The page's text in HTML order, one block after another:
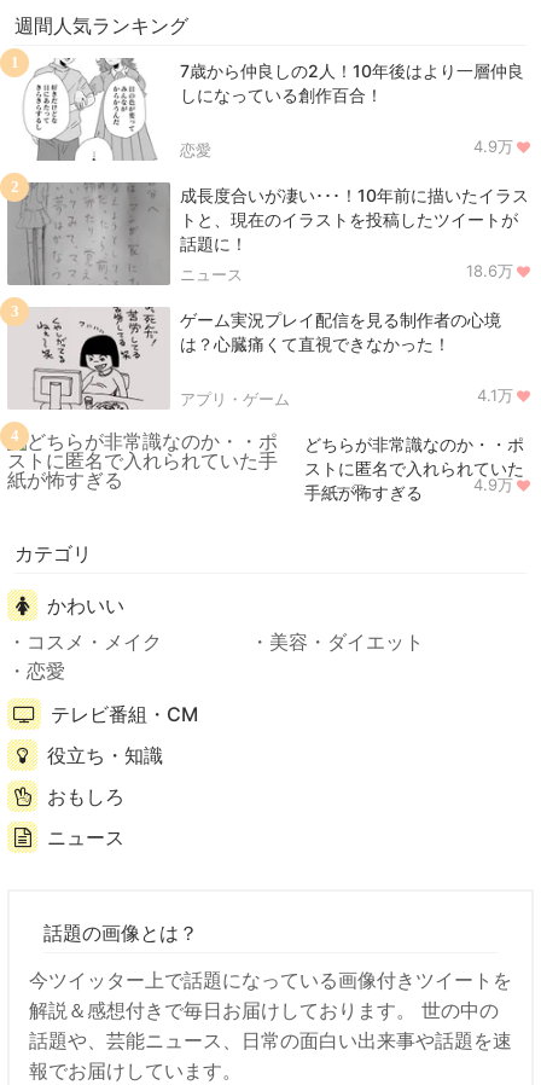
週間人気ランキング
7歳から仲良しの2人！10年後はより一層仲良
しになっている創作百合！
恋愛 4.9万
1
成長度合いが凄い･･･！10年前に描いたイラス
トと、現在のイラストを投稿したツイートが
話題に！
ニュース 18.6万
2
ゲーム実況プレイ配信を見る制作者の心境
は？心臓痛くて直視できなかった！
アプリ・ゲーム 4.1万
3
どちらが非常識なのか・・ポ
ストに匿名で入れられていた
手紙が怖すぎる
ニュース 4.9万
4
カテゴリ
かわいい
コスメ・メイク
美容・ダイエット
恋愛
テレビ番組・CM
役立ち・知識
おもしろ
ニュース
話題の画像とは？
今ツイッター上で話題になっている画像付きツイートを
解説＆感想付きで毎日お届けしております。 世の中の
話題や、芸能ニュース、日常の面白い出来事や話題を速
報でお届けしています。